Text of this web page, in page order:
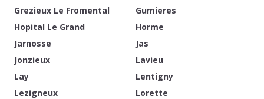
Grezieux Le Fromental
Gumieres
Hopital Le Grand
Horme
Jarnosse
Jas
Jonzieux
Lavieu
Lay
Lentigny
Lezigneux
Lorette